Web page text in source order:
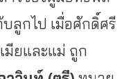
ลูกไป เมื่อศักดิ์ศรี
มียและแม่ ถูก